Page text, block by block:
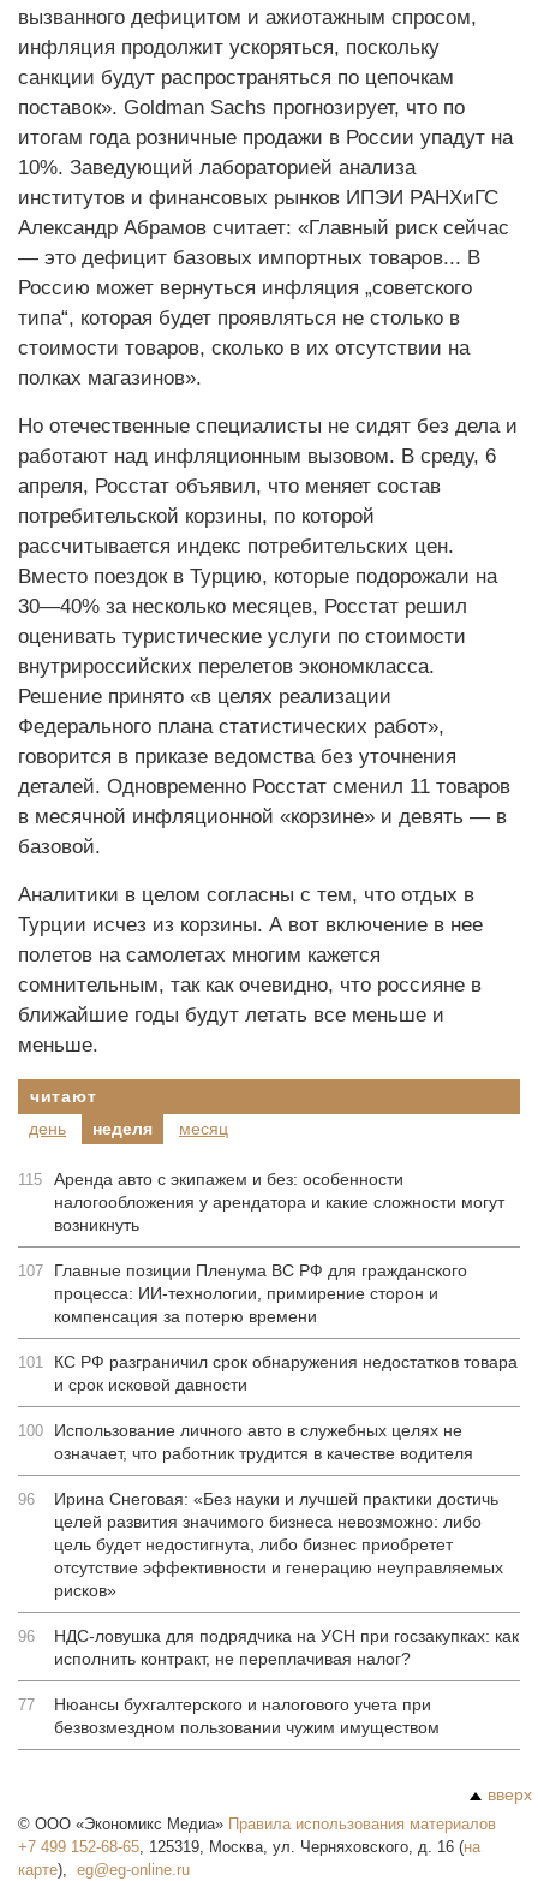
вызванного дефицитом и ажиотажным спросом,
инфляция продолжит ускоряться, поскольку
санкции будут распространяться по цепочкам
поставок». Goldman Sachs прогнозирует, что по
итогам года розничные продажи в России упадут на
10%. Заведующий лабораторией анализа
институтов и финансовых рынков ИПЭИ РАНХиГС
Александр Абрамов считает: «Главный риск сейчас
— это дефицит базовых импортных товаров... В
Россию может вернуться инфляция „советского
типа“, которая будет проявляться не столько в
стоимости товаров, сколько в их отсутствии на
полках магазинов».
Но отечественные специалисты не сидят без дела и
работают над инфляционным вызовом. В среду, 6
апреля, Росстат объявил, что меняет состав
потребительской корзины, по которой
рассчитывается индекс потребительских цен.
Вместо поездок в Турцию, которые подорожали на
30—40% за несколько месяцев, Росстат решил
оценивать туристические услуги по стоимости
внутрироссийских перелетов экономкласса.
Решение принято «в целях реализации
Федерального плана статистических работ»,
говорится в приказе ведомства без уточнения
деталей. Одновременно Росстат сменил 11 товаров
в месячной инфляционной «корзине» и девять — в
базовой.
Аналитики в целом согласны с тем, что отдых в
Турции исчез из корзины. А вот включение в нее
полетов на самолетах многим кажется
сомнительным, так как очевидно, что россияне в
ближайшие годы будут летать все меньше и
меньше.
читают
день
неделя месяц
115
Аренда авто с экипажем и без: особенности
налогообложения у арендатора и какие сложности могут
возникнуть
107
Главные позиции Пленума ВС РФ для гражданского
процесса: ИИ-технологии, примирение сторон и
компенсация за потерю времени
101
КС РФ разграничил срок обнаружения недостатков товара
и срок исковой давности
100
Использование личного авто в служебных целях не
означает, что работник трудится в качестве водителя
96
Ирина Снеговая: «Без науки и лучшей практики достичь
целей развития значимого бизнеса невозможно: либо
цель будет недостигнута, либо бизнес приобретет
отсутствие эффективности и генерацию неуправляемых
рисков»
96
НДС-ловушка для подрядчика на УСН при госзакупках: как
исполнить контракт, не переплачивая налог?
77
Нюансы бухгалтерского и налогового учета при
безвозмездном пользовании чужим имуществом
вверх
© ООО «Экономикс Медиа» Правила использования материалов
+7 499 152-68-65, 125319, Москва, ул. Черняховского, д. 16 (на
карте),